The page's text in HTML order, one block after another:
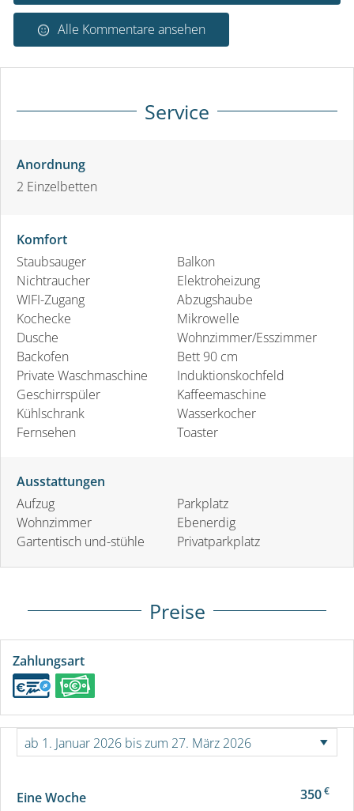
Alle Kommentare ansehen
Service
Anordnung
2 Einzelbetten
Komfort
Staubsauger
Nichtraucher
WIFI-Zugang
Kochecke
Dusche
Backofen
Private Waschmaschine
Geschirrspüler
Kühlschrank
Fernsehen
Balkon
Elektroheizung
Abzugshaube
Mikrowelle
Wohnzimmer/Esszimmer
Bett 90 cm
Induktionskochfeld
Kaffeemaschine
Wasserkocher
Toaster
Ausstattungen
Aufzug
Wohnzimmer
Gartentisch und-stühle
Parkplatz
Ebenerdig
Privatparkplatz
Preise
Zahlungsart
Eine Woche 350€